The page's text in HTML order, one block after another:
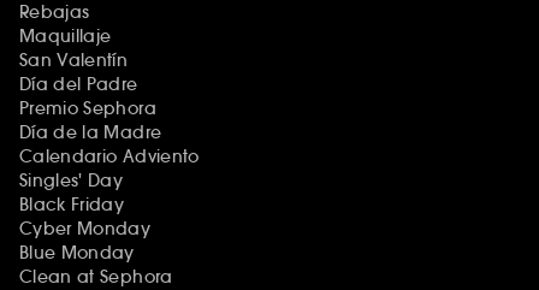
Rebajas
Maquillaje
San Valentín
Día del Padre
Premio Sephora
Día de la Madre
Calendario Adviento
Singles' Day
Black Friday
Cyber Monday
Blue Monday
Clean at Sephora